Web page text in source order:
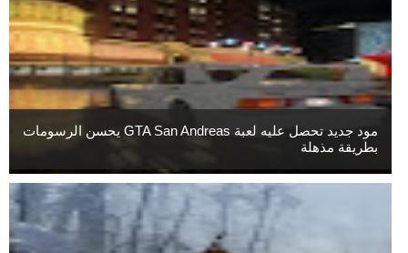
مود جديد تحصل عليه لعبة GTA San Andreas يحسن الرسومات
بطريقة مذهلة